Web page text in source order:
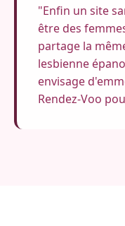
"Enfin un site
être des
partage la
lesbienne
envisage
Rendez-Voo